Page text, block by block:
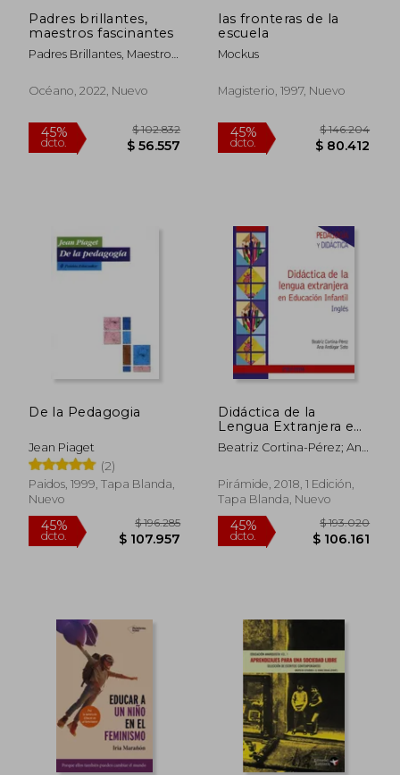
Padres brillantes,
maestros fascinantes
Padres Brillantes, Maestros
Océano, 2022, Nuevo
45%
las fronteras de la
escuela
Mockus
Magisterio, 1997, Nuevo
45%
dcto. $
De la Pedagogia
Jean Piaget
(2)
Paidos, 1999, Tapa Blanda,
Nuevo
Didáctica de la
Lengua Extranjera en
Educación Infantil:
Inglés (Psicología)
Beatriz Cortina-Pérez; Ana
Pirámide, 2018, 1 Edición,
Tapa Blanda, Nuevo